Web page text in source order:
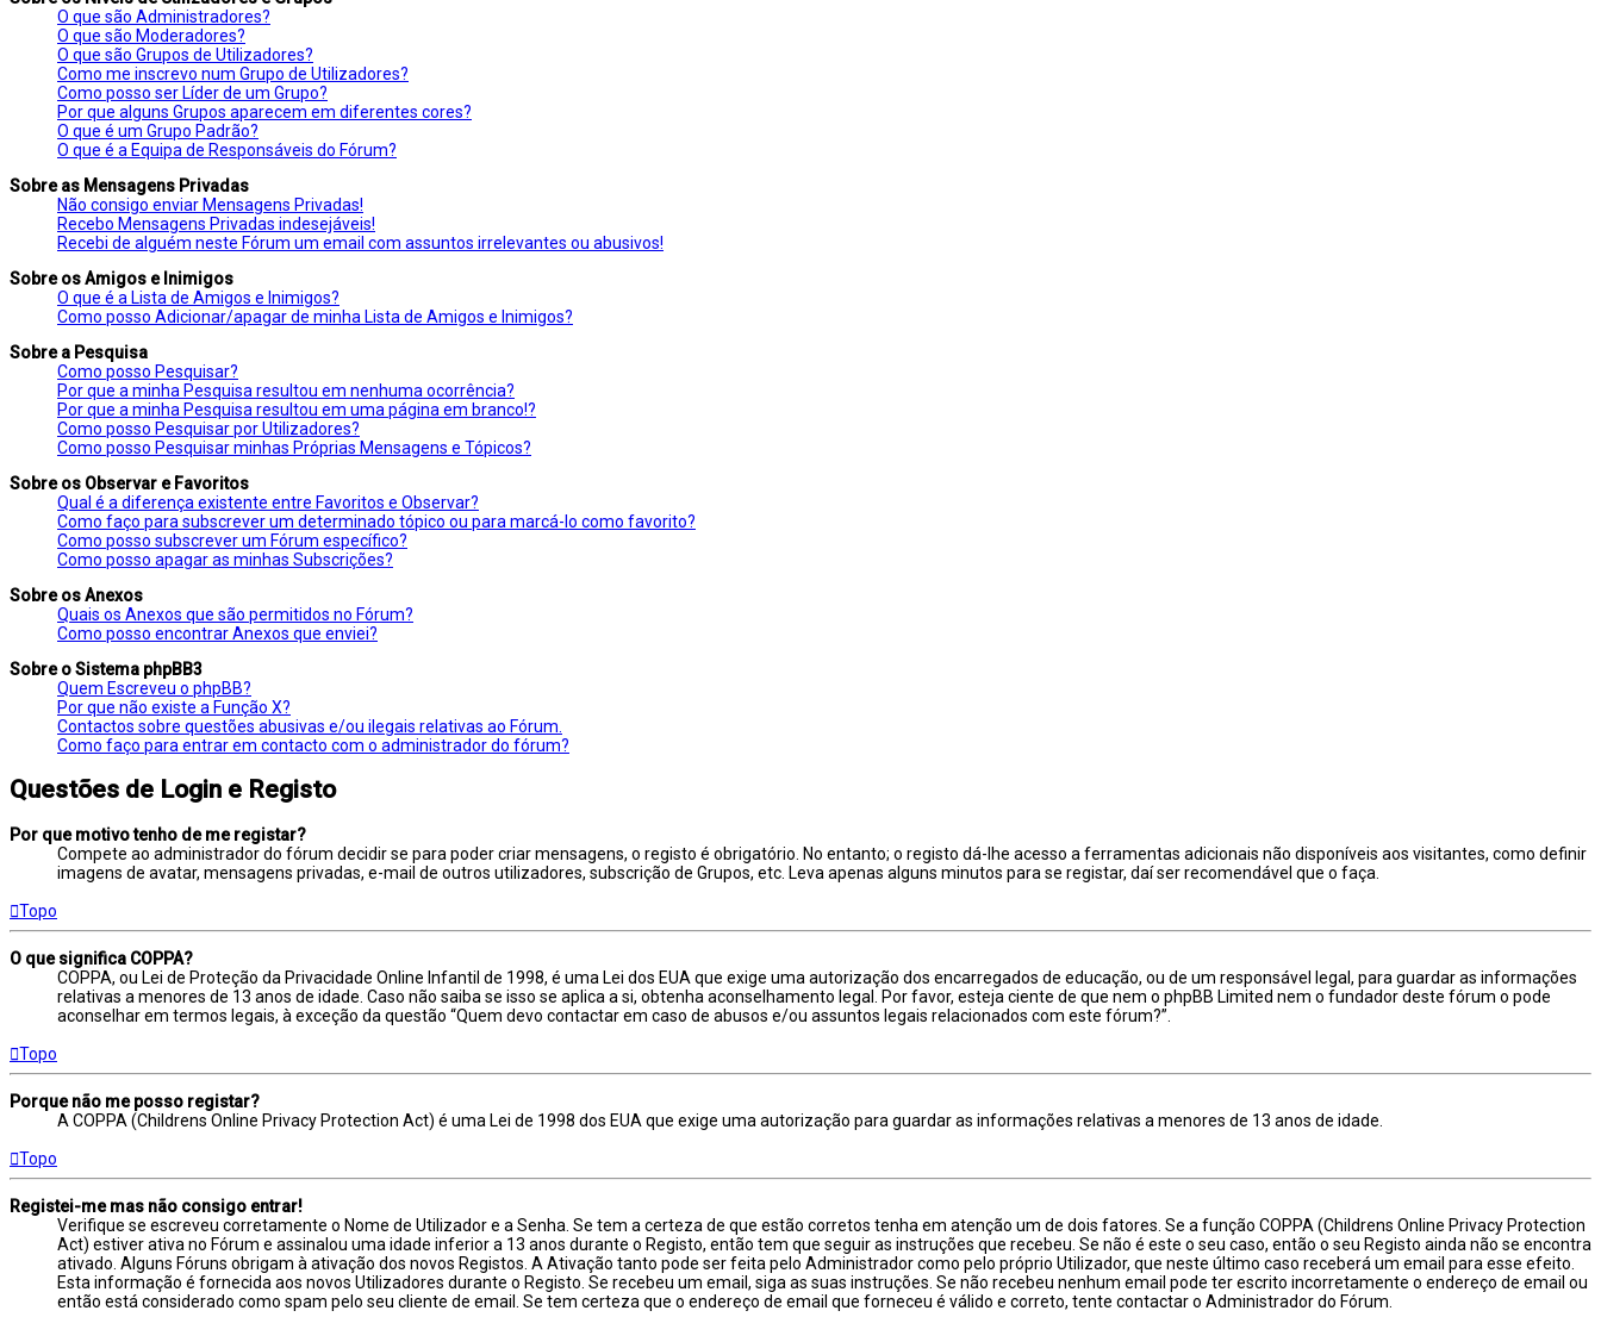
O que são Administradores?
O que são Moderadores?
O que são Grupos de Utilizadores?
Como me inscrevo num Grupo de Utilizadores?
Como posso ser Líder de um Grupo?
Por que alguns Grupos aparecem em diferentes cores?
O que é um Grupo Padrão?
O que é a Equipa de Responsáveis do Fórum?
Sobre as Mensagens Privadas
Não consigo enviar Mensagens Privadas!
Recebo Mensagens Privadas indesejáveis!
Recebi de alguém neste Fórum um email com assuntos irrelevantes ou abusivos!
Sobre os Amigos e Inimigos
O que é a Lista de Amigos e Inimigos?
Como posso Adicionar/apagar de minha Lista de Amigos e Inimigos?
Sobre a Pesquisa
Como posso Pesquisar?
Por que a minha Pesquisa resultou em nenhuma ocorrência?
Por que a minha Pesquisa resultou em uma página em branco!?
Como posso Pesquisar por Utilizadores?
Como posso Pesquisar minhas Próprias Mensagens e Tópicos?
Sobre os Observar e Favoritos
Qual é a diferença existente entre Favoritos e Observar?
Como faço para subscrever um determinado tópico ou para marcá-lo como favorito?
Como posso subscrever um Fórum específico?
Como posso apagar as minhas Subscrições?
Sobre os Anexos
Quais os Anexos que são permitidos no Fórum?
Como posso encontrar Anexos que enviei?
Sobre o Sistema phpBB3
Quem Escreveu o phpBB?
Por que não existe a Função X?
Contactos sobre questões abusivas e/ou ilegais relativas ao Fórum.
Como faço para entrar em contacto com o administrador do fórum?
Questões de Login e Registo
Por que motivo tenho de me registar?
Compete ao administrador do fórum decidir se para poder criar mensagens, o registo é obrigatório. No entanto; o registo dá-lhe acesso a ferramentas adicionais não disponíveis aos visitantes, como definir
imagens de avatar, mensagens privadas, e-mail de outros utilizadores, subscrição de Grupos, etc. Leva apenas alguns minutos para se registar, daí ser recomendável que o faça.
Topo
O que significa COPPA?
COPPA, ou Lei de Proteção da Privacidade Online Infantil de 1998, é uma Lei dos EUA que exige uma autorização dos encarregados de educação, ou de um responsável legal, para guardar as informações
relativas a menores de 13 anos de idade. Caso não saiba se isso se aplica a si, obtenha aconselhamento legal. Por favor, esteja ciente de que nem o phpBB Limited nem o fundador deste fórum o pode
aconselhar em termos legais, à exceção da questão “Quem devo contactar em caso de abusos e/ou assuntos legais relacionados com este fórum?”.
Topo
Porque não me posso registar?
A COPPA (Childrens Online Privacy Protection Act) é uma Lei de 1998 dos EUA que exige uma autorização para guardar as informações relativas a menores de 13 anos de idade.
Topo
Registei-me mas não consigo entrar!
Verifique se escreveu corretamente o Nome de Utilizador e a Senha. Se tem a certeza de que estão corretos tenha em atenção um de dois fatores. Se a função COPPA (Childrens Online Privacy Protection
Act) estiver ativa no Fórum e assinalou uma idade inferior a 13 anos durante o Registo, então tem que seguir as instruções que recebeu. Se não é este o seu caso, então o seu Registo ainda não se encontra
ativado. Alguns Fóruns obrigam à ativação dos novos Registos. A Ativação tanto pode ser feita pelo Administrador como pelo próprio Utilizador, que neste último caso receberá um email para esse efeito.
Esta informação é fornecida aos novos Utilizadores durante o Registo. Se recebeu um email, siga as suas instruções. Se não recebeu nenhum email pode ter escrito incorretamente o endereço de email ou
então está considerado como spam pelo seu cliente de email. Se tem certeza que o endereço de email que forneceu é válido e correto, tente contactar o Administrador do Fórum.